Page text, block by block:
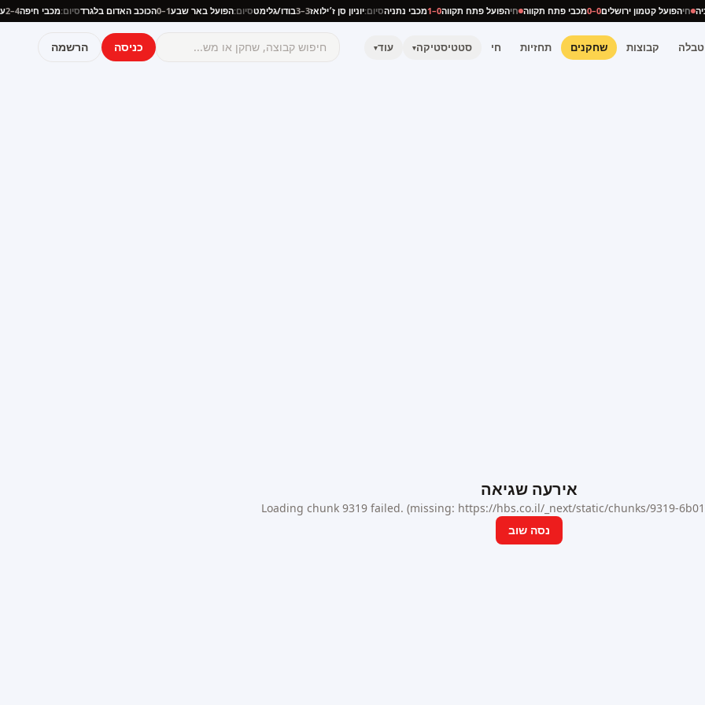
חיהפועל קטמון ירושלים0–0 מכבי פתח תקווה חיהפועל פתח תקווה0–1 מכבי נתניהסיום:יוניון סן ז׳ילואז3–3 בודו/גלימטסיום:הפועל באר שבע1–0 הכוכב האדום בלגרדסיום:מכבי חיפה4–2
טבלה קבוצות שחקנים תחזיות חי סטטיסטיקה▾ עוד▾ כניסה הרשמה
אירעה שגיאה
Loading chunk 9319 failed. (missing: https://hbs.co.il/_next/static/chunks/9319-
נסה שוב